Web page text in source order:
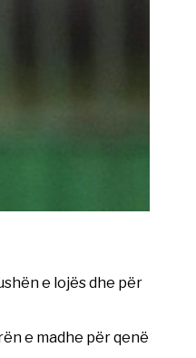
e lojës dhe për
e madhe për qenë